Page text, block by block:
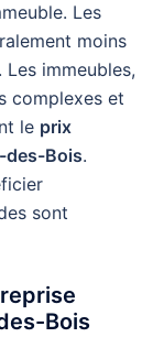
Les
moins
Les immeubles,
complexes et
le prix
des-Bois.
sont
Bois